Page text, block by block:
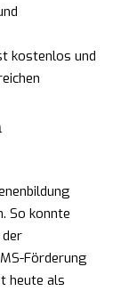
kostenlos und
So konnte
Förderung
heute als